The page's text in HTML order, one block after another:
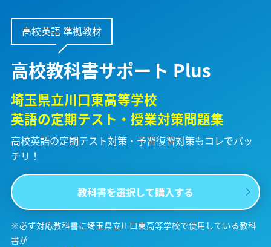
高校英語 準拠教材
高校教科書サポート Plus
埼玉県立川口東高等学校
英語の定期テスト・授業対策問題集
高校英語の定期テスト対策・予習復習対策もコレでバッ
チリ！
教科書を選択して購入する
※必ず対応教科書に埼玉県立川口東高等学校で使用している教科
書が